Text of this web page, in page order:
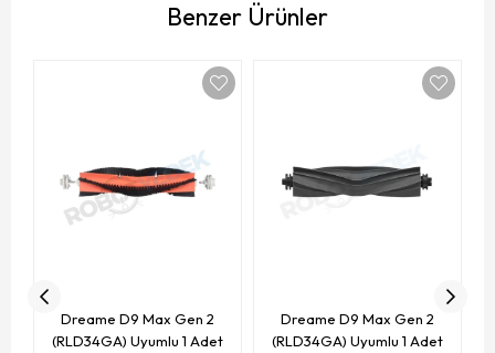
Benzer Ürünler
Dreame D9 Max Gen 2
(RLD34GA) Uyumlu 1 Adet
Dreame D9 Max Gen 2
(RLD34GA) Uyumlu 1 Adet